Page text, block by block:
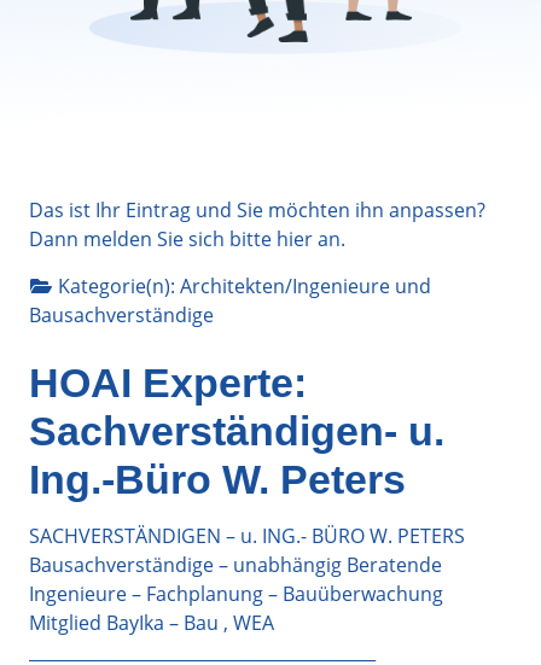
Das ist Ihr Eintrag und Sie möchten ihn anpassen?
Dann melden Sie sich bitte hieran.
Kategorie(n): Architekten/Ingenieure und
Bausachverständige
HOAI Experte:
Sachverständigen- u.
Ing.-Büro W. Peters
SACHVERSTÄNDIGEN – u. ING.- BÜRO W. PETERS
Bausachverständige – unabhängig Beratende
Ingenieure – Fachplanung – Bauüberwachung
Mitglied BayIka – Bau , WEA